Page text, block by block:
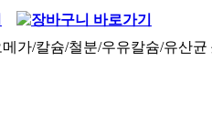
가/칼슘/철분/우유칼슘/유산균